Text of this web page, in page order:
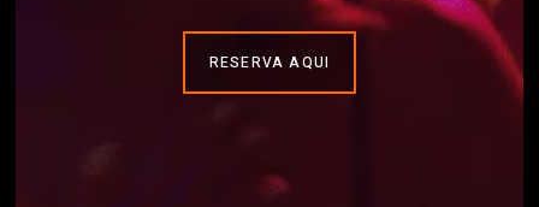
RESERVA AQUI